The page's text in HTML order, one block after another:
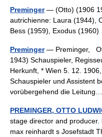
Preminger— (Otto) (1906
autrichienne: Laura (1944),
Bess (1959), Exodus
Preminger— Preminger,
1943) Schauspieler,
Herkunft, * Wien 5. 12.
Schauspieler und Assistent
vorübergehend die
PREMINGER, OTTO
stage director and
max reinhardt s Josefstadt